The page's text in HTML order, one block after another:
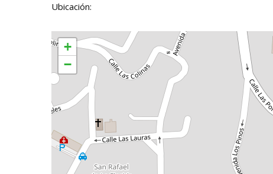
Ubicación:
+
−